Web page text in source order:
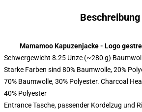
Beschreibung
Mamamoo Kapuzenjacke - Logo
Schwergewicht 8.25 Unze (~280 g)
Starke Farben sind 80% Baumwolle, 20%
70% Baumwolle, 30% Polyester. Charcoal
40% Polyester
Entrance Tasche, passender Kordelzug und